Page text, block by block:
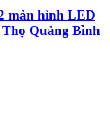
màn hình LED
Thọ Quảng Bình